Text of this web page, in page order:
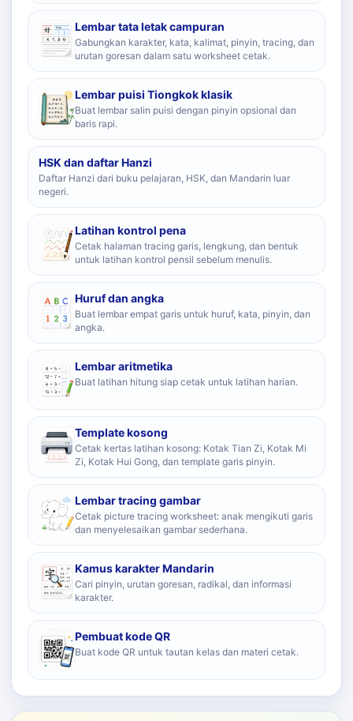
Lembar tata letak campuran
Gabungkan karakter, kata, kalimat, pinyin, tracing, dan
urutan goresan dalam satu worksheet cetak.
Lembar puisi Tiongkok klasik
Buat lembar salin puisi dengan pinyin opsional dan
baris rapi.
HSK dan daftar Hanzi
Daftar Hanzi dari buku pelajaran, HSK, dan Mandarin luar
negeri.
Latihan kontrol pena
Cetak halaman tracing garis, lengkung, dan bentuk
untuk latihan kontrol pensil sebelum menulis.
Huruf dan angka
Buat lembar empat garis untuk huruf, kata, pinyin, dan
angka.
Lembar aritmetika
Buat latihan hitung siap cetak untuk latihan harian.
Template kosong
Cetak kertas latihan kosong: Kotak Tian Zi, Kotak Mi
Zi, Kotak Hui Gong, dan template garis pinyin.
Lembar tracing gambar
Cetak picture tracing worksheet: anak mengikuti garis
dan menyelesaikan gambar sederhana.
Kamus karakter Mandarin
Cari pinyin, urutan goresan, radikal, dan informasi
karakter.
Pembuat kode QR
Buat kode QR untuk tautan kelas dan materi cetak.